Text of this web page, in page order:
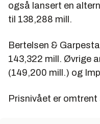
også lansert en
til 138,288 mill.
Bertelsen &
143,322 mill. Øvrige
(149,200 mill.) og
Prisnivået er